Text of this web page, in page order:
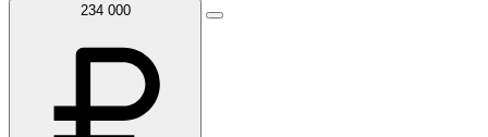
234 000